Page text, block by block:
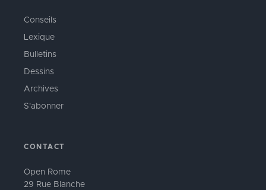
Conseils
Lexique
Bulletins
Dessins
Archives
S'abonner
CONTACT
Open Rome
29 Rue Blanche